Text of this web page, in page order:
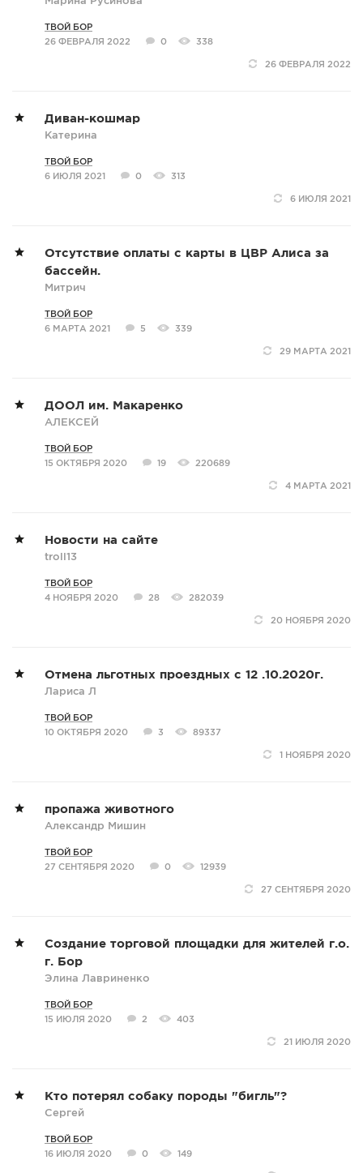
ТВОЙ БОР
26 ФЕВРАЛЯ 2022
0 338
26 ФЕВРАЛЯ 2022
Диван-кошмар
Катерина
ТВОЙ БОР
6 ИЮЛЯ 2021
0 313
6 ИЮЛЯ 2021
Отсутствие оплаты с карты в ЦВР Алиса за
бассейн.
Митрич
ТВОЙ БОР
6 МАРТА 2021
5 339
29 МАРТА 2021
ДООЛ им. Макаренко
АЛЕКСЕЙ
ТВОЙ БОР
15 ОКТЯБРЯ 2020
19 220689
4 МАРТА 2021
Новости на сайте
troll13
ТВОЙ БОР
4 НОЯБРЯ 2020
28 282039
20 НОЯБРЯ 2020
Отмена льготных проездных с 12 .10.2020г.
Лариса Л
ТВОЙ БОР
10 ОКТЯБРЯ 2020
3 89337
1 НОЯБРЯ 2020
пропажа животного
Александр Мишин
ТВОЙ БОР
27 СЕНТЯБРЯ 2020
0 12939
27 СЕНТЯБРЯ 2020
Создание торговой площадки для жителей г.о.
г. Бор
Элина Лавриненко
ТВОЙ БОР
15 ИЮЛЯ 2020
2 403
21 ИЮЛЯ 2020
Кто потерял собаку породы "бигль"?
Сергей
ТВОЙ БОР
16 ИЮЛЯ 2020
0 149